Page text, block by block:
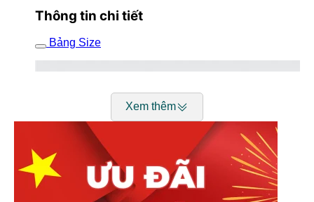
Thông tin chi tiết
Bảng Size
Xem thêm